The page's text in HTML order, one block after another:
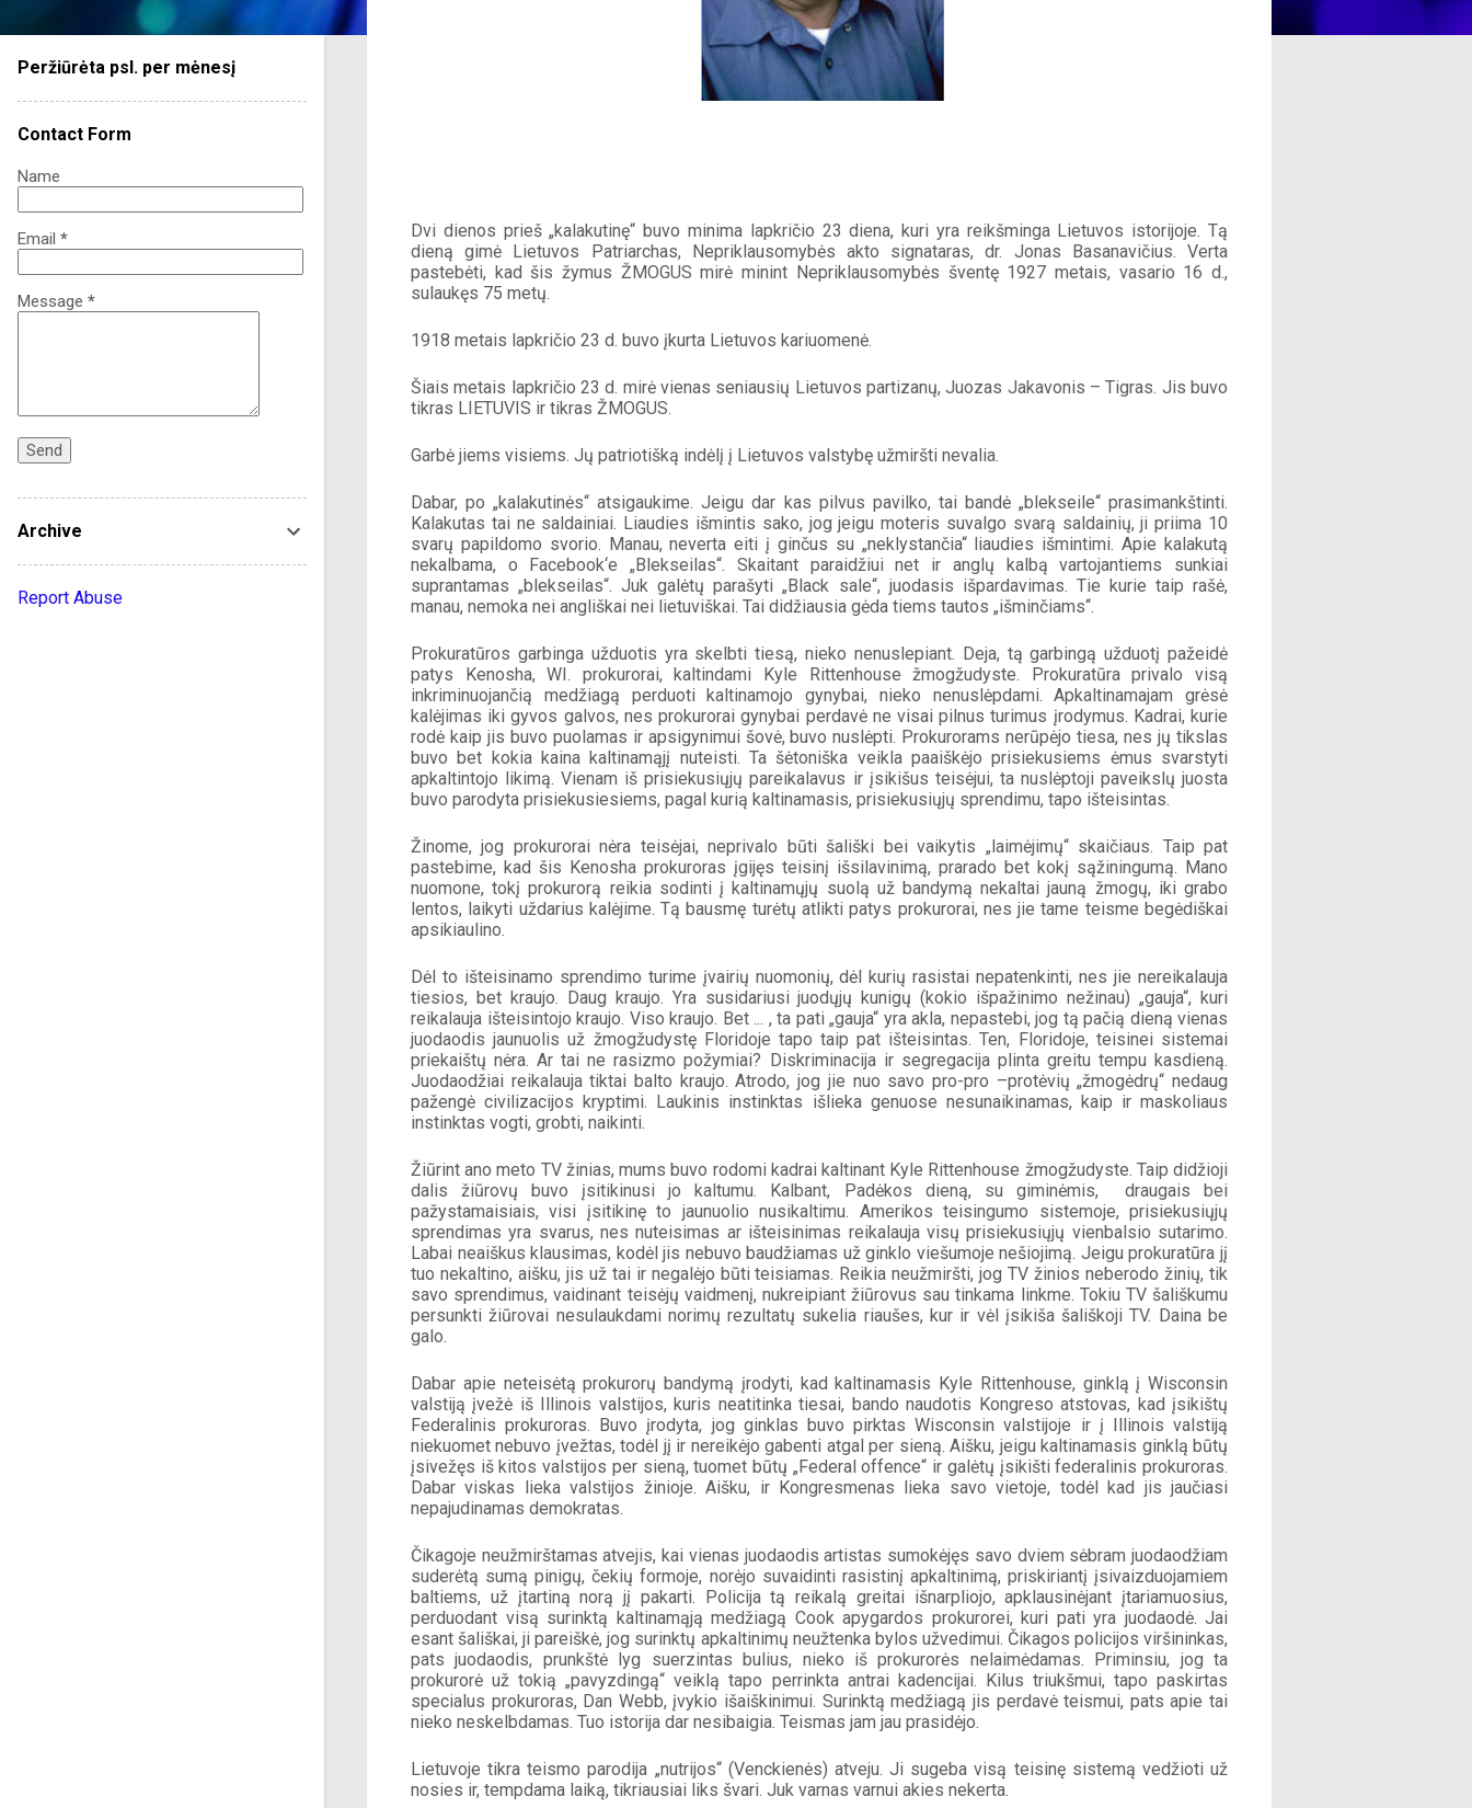
Dvi dienos prieš „kalakutinę“ buvo minima lapkričio 23 diena, kuri yra reikšminga Lietuvos istorijoje. Tą
dieną gimė Lietuvos Patriarchas, Nepriklausomybės akto signataras, dr. Jonas Basanavičius. Verta
pastebėti, kad šis žymus ŽMOGUS mirė minint Nepriklausomybės šventę 1927 metais, vasario 16 d.,
sulaukęs 75 metų.
1918 metais lapkričio 23 d. buvo įkurta Lietuvos kariuomenė.
Šiais metais lapkričio 23 d. mirė vienas seniausių Lietuvos partizanų, Juozas Jakavonis – Tigras. Jis buvo
tikras LIETUVIS ir tikras ŽMOGUS.
Garbė jiems visiems. Jų patriotišką indėlį į Lietuvos valstybę užmiršti nevalia.
Dabar, po „kalakutinės“ atsigaukime. Jeigu dar kas pilvus pavilko, tai bandė „blekseile“ prasimankštinti.
Kalakutas tai ne saldainiai. Liaudies išmintis sako, jog jeigu moteris suvalgo svarą saldainių, ji priima 10
svarų papildomo svorio. Manau, neverta eiti į ginčus su „neklystančia“ liaudies išmintimi. Apie kalakutą
nekalbama, o Facebook‘e „Blekseilas“. Skaitant paraidžiui net ir anglų kalbą vartojantiems sunkiai
suprantamas „blekseilas“. Juk galėtų parašyti „Black sale“, juodasis išpardavimas. Tie kurie taip rašė,
manau, nemoka nei angliškai nei lietuviškai. Tai didžiausia gėda tiems tautos „išminčiams“.
Prokuratūros garbinga užduotis yra skelbti tiesą, nieko nenuslepiant. Deja, tą garbingą užduotį pažeidė
patys Kenosha, WI. prokurorai, kaltindami Kyle Rittenhouse žmogžudyste. Prokuratūra privalo visą
inkriminuojančią medžiagą perduoti kaltinamojo gynybai, nieko nenuslėpdami. Apkaltinamajam grėsė
kalėjimas iki gyvos galvos, nes prokurorai gynybai perdavė ne visai pilnus turimus įrodymus. Kadrai, kurie
rodė kaip jis buvo puolamas ir apsigynimui šovė, buvo nuslėpti. Prokurorams nerūpėjo tiesa, nes jų tikslas
buvo bet kokia kaina kaltinamąjį nuteisti. Ta šėtoniška veikla paaiškėjo prisiekusiems ėmus svarstyti
apkaltintojo likimą. Vienam iš prisiekusiųjų pareikalavus ir įsikišus teisėjui, ta nuslėptoji paveikslų juosta
buvo parodyta prisiekusiesiems, pagal kurią kaltinamasis, prisiekusiųjų sprendimu, tapo išteisintas.
Žinome, jog prokurorai nėra teisėjai, neprivalo būti šališki bei vaikytis „laimėjimų“ skaičiaus. Taip pat
pastebime, kad šis Kenosha prokuroras įgijęs teisinį išsilavinimą, prarado bet kokį sąžiningumą. Mano
nuomone, tokį prokurorą reikia sodinti į kaltinamųjų suolą už bandymą nekaltai jauną žmogų, iki grabo
lentos, laikyti uždarius kalėjime. Tą bausmę turėtų atlikti patys prokurorai, nes jie tame teisme begėdiškai
apsikiaulino.
Dėl to išteisinamo sprendimo turime įvairių nuomonių, dėl kurių rasistai nepatenkinti, nes jie nereikalauja
tiesios, bet kraujo. Daug kraujo. Yra susidariusi juodųjų kunigų (kokio išpažinimo nežinau) „gauja“, kuri
reikalauja išteisintojo kraujo. Viso kraujo. Bet ... , ta pati „gauja“ yra akla, nepastebi, jog tą pačią dieną vienas
juodaodis jaunuolis už žmogžudystę Floridoje tapo taip pat išteisintas. Ten, Floridoje, teisinei sistemai
priekaištų nėra. Ar tai ne rasizmo požymiai? Diskriminacija ir segregacija plinta greitu tempu kasdieną.
Juodaodžiai reikalauja tiktai balto kraujo. Atrodo, jog jie nuo savo pro-pro –protėvių „žmogėdrų“ nedaug
pažengė civilizacijos kryptimi. Laukinis instinktas išlieka genuose nesunaikinamas, kaip ir maskoliaus
instinktas vogti, grobti, naikinti.
Žiūrint ano meto TV žinias, mums buvo rodomi kadrai kaltinant Kyle Rittenhouse žmogžudyste. Taip didžioji
dalis žiūrovų buvo įsitikinusi jo kaltumu. Kalbant, Padėkos dieną, su giminėmis,  draugais bei
pažystamaisiais, visi įsitikinę to jaunuolio nusikaltimu. Amerikos teisingumo sistemoje, prisiekusiųjų
sprendimas yra svarus, nes nuteisimas ar išteisinimas reikalauja visų prisiekusiųjų vienbalsio sutarimo.
Labai neaiškus klausimas, kodėl jis nebuvo baudžiamas už ginklo viešumoje nešiojimą. Jeigu prokuratūra jį
tuo nekaltino, aišku, jis už tai ir negalėjo būti teisiamas. Reikia neužmiršti, jog TV žinios neberodo žinių, tik
savo sprendimus, vaidinant teisėjų vaidmenį, nukreipiant žiūrovus sau tinkama linkme. Tokiu TV šališkumu
persunkti žiūrovai nesulaukdami norimų rezultatų sukelia riaušes, kur ir vėl įsikiša šališkoji TV. Daina be
galo.
Dabar apie neteisėtą prokurorų bandymą įrodyti, kad kaltinamasis Kyle Rittenhouse, ginklą į Wisconsin
valstiją įvežė iš Illinois valstijos, kuris neatitinka tiesai, bando naudotis Kongreso atstovas, kad įsikištų
Federalinis prokuroras. Buvo įrodyta, jog ginklas buvo pirktas Wisconsin valstijoje ir į Illinois valstiją
niekuomet nebuvo įvežtas, todėl jį ir nereikėjo gabenti atgal per sieną. Aišku, jeigu kaltinamasis ginklą būtų
įsivežęs iš kitos valstijos per sieną, tuomet būtų „Federal offence“ ir galėtų įsikišti federalinis prokuroras.
Dabar viskas lieka valstijos žinioje. Aišku, ir Kongresmenas lieka savo vietoje, todėl kad jis jaučiasi
nepajudinamas demokratas.
Čikagoje neužmirštamas atvejis, kai vienas juodaodis artistas sumokėjęs savo dviem sėbram juodaodžiam
suderėtą sumą pinigų, čekių formoje, norėjo suvaidinti rasistinį apkaltinimą, priskiriantį įsivaizduojamiem
baltiems, už įtartiną norą jį pakarti. Policija tą reikalą greitai išnarpliojo, apklausinėjant įtariamuosius,
perduodant visą surinktą kaltinamąją medžiagą Cook apygardos prokurorei, kuri pati yra juodaodė. Jai
esant šališkai, ji pareiškė, jog surinktų apkaltinimų neužtenka bylos užvedimui. Čikagos policijos viršininkas,
pats juodaodis, prunkštė lyg suerzintas bulius, nieko iš prokurorės nelaimėdamas. Priminsiu, jog ta
prokurorė už tokią „pavyzdingą“ veiklą tapo perrinkta antrai kadencijai. Kilus triukšmui, tapo paskirtas
specialus prokuroras, Dan Webb, įvykio išaiškinimui. Surinktą medžiagą jis perdavė teismui, pats apie tai
nieko neskelbdamas. Tuo istorija dar nesibaigia. Teismas jam jau prasidėjo.
Lietuvoje tikra teismo parodija „nutrijos“ (Venckienės) atveju. Ji sugeba visą teisinę sistemą vedžioti už
nosies ir, tempdama laiką, tikriausiai liks švari. Juk varnas varnui akies nekerta.
Peržiūrėta psl. per mėnesį
Contact Form
Name
Email *
Message *
Archive
Report Abuse